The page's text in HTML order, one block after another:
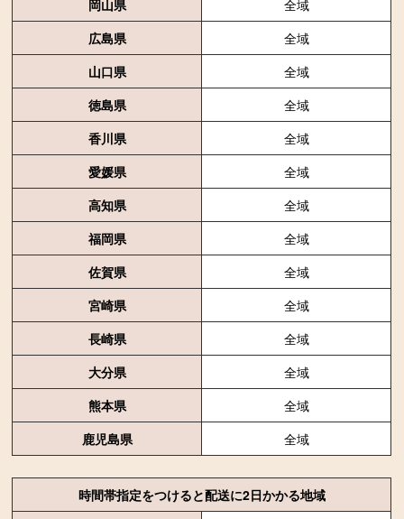
岡山県
全域
広島県
全域
山口県
全域
徳島県
全域
香川県
全域
愛媛県
全域
高知県
全域
福岡県
全域
佐賀県
全域
宮崎県
全域
長崎県
全域
大分県
全域
熊本県
全域
鹿児島県
全域
時間帯指定をつけると配送に2日かかる地域